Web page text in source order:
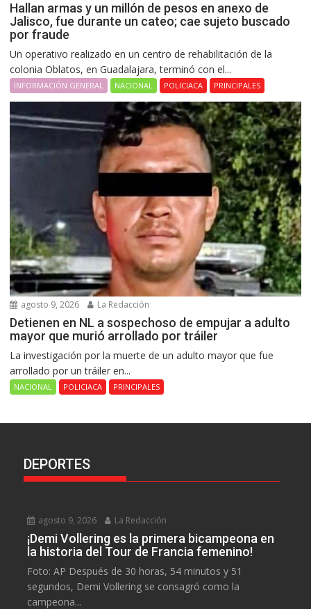
Hallan armas y un millón de pesos en anexo de
Jalisco, fue durante un cateo; cae sujeto buscado
por fraude
Un operativo realizado en un centro de rehabilitación de la
colonia Oblatos, en Guadalajara, terminó con el...
INFORMACIÓN GENERAL NACIONAL POLICIACA PRINCIPALES
agosto 9, 2026 La Redacción
Detienen en NL a sospechoso de empujar a adulto
mayor que murió arrollado por tráiler
La investigación por la muerte de un adulto mayor que fue
arrollado por un tráiler en...
NACIONAL POLICIACA PRINCIPALES
DEPORTES
agosto 9, 2026 La Redacción
¡Demi Vollering es la primera bicampeona en
la historia del Tour de Francia femenino!
Foto: AP Después de 30 horas, 54 minutos y 51
segundos, Demi Vollering se consagró como la
campeona...